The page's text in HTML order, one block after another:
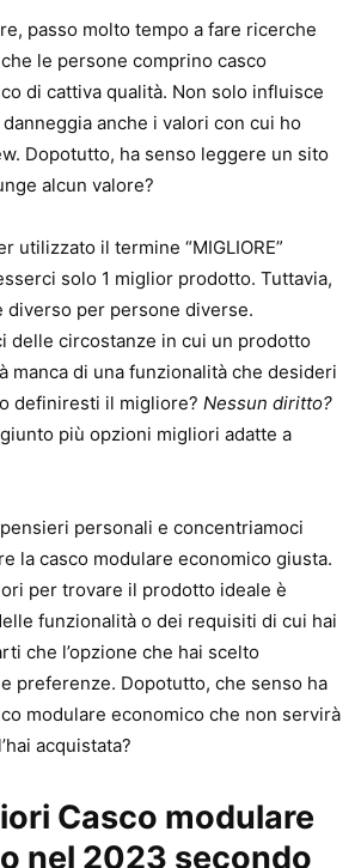
passo molto tempo a fare ricerche
le persone comprino casco
di cattiva qualità. Non solo influisce
anche i valori con cui ho
Dopotutto, ha senso leggere un sito
alcun valore?
utilizzato il termine “MIGLIORE”
solo 1 miglior prodotto. Tuttavia,
diverso per persone diverse.
delle circostanze in cui un prodotto
manca di una funzionalità che desideri
definiresti il ​​migliore? Nessun diritto?
più opzioni migliori adatte a
personali e concentriamoci
la casco modulare economico giusta.
per trovare il prodotto ideale è
funzionalità o dei requisiti di cui hai
che l’opzione che hai scelto
preferenze. Dopotutto, che senso ha
modulare economico che non servirà
acquistata?
Casco modulare
nel 2023 secondo